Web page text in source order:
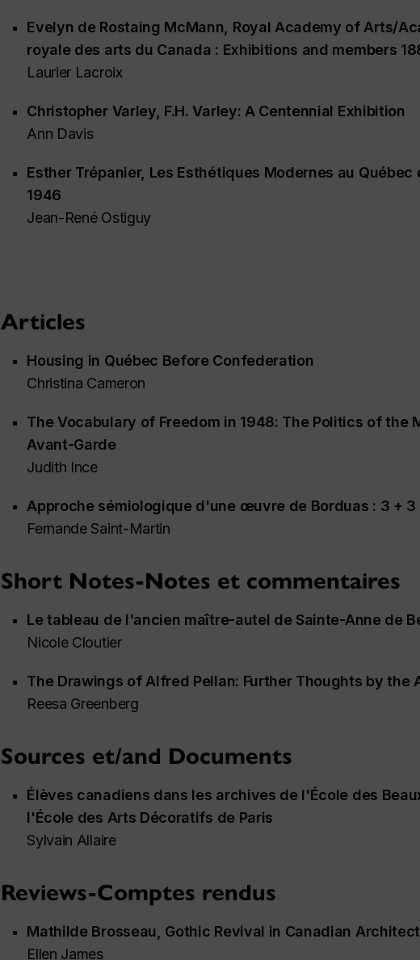
Evelyn de Rostaing McMann, Royal Academy of Arts/
royale des arts du Canada : Exhibitions and members
Laurier Lacroix
Christopher Varley, F.H. Varley: A Centennial Exhibition
Ann Davis
Esther Trépanier, Les Esthétiques Modernes au Québec
1946
Jean-René Ostiguy
Articles
Housing in Québec Before Confederation
Christina Cameron
The Vocabulary of Freedom in 1948: The Politics of the
Avant-Garde
Judith Ince
Approche sémiologique d'une œuvre de Borduas : 3 + 3
Fernande Saint-Martin
Short Notes-Notes et commentaires
Le tableau de l'ancien maître-autel de Sainte-Anne de
Nicole Cloutier
The Drawings of Alfred Pellan: Further Thoughts by the
Reesa Greenberg
Sources et/and Documents
Élèves canadiens dans les archives de l'École des
l'École des Arts Décoratifs de Paris
Sylvain Allaire
Reviews-Comptes rendus
Mathilde Brosseau, Gothic Revival in Canadian
Ellen James